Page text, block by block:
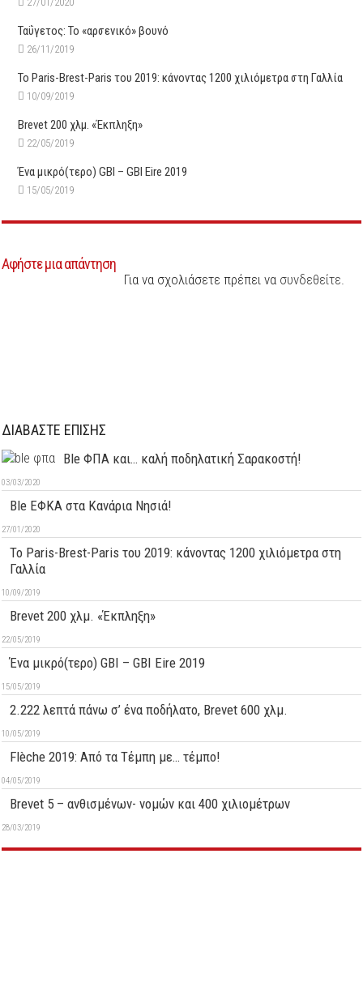
Ταΰγετος: Το «αρσενικό» βουνό
26/11/2019
Το Paris-Brest-Paris του 2019: κάνοντας 1200 χιλιόμετρα στη Γαλλία
10/09/2019
Brevet 200 χλμ. «Έκπληξη»
22/05/2019
Ένα μικρό(τερο) GBI – GBI Eire 2019
15/05/2019
Αφήστε μια απάντηση
Για να σχολιάσετε πρέπει να συνδεθείτε.
ΔΙΑΒΑΣΤΕ ΕΠΙΣΗΣ
Ble ΦΠΑ και… καλή ποδηλατική Σαρακοστή!
03/03/2020
Ble ΕΦΚΑ στα Κανάρια Νησιά!
27/01/2020
Το Paris-Brest-Paris του 2019: κάνοντας 1200 χιλιόμετρα στη
Γαλλία
10/09/2019
Brevet 200 χλμ. «Έκπληξη»
22/05/2019
Ένα μικρό(τερο) GBI – GBI Eire 2019
15/05/2019
2.222 λεπτά πάνω σ’ ένα ποδήλατο, Brevet 600 χλμ.
10/05/2019
Flèche 2019: Aπό τα Τέμπη με… τέμπο!
04/05/2019
Brevet 5 – ανθισμένων- νομών και 400 χιλιομέτρων
28/03/2019